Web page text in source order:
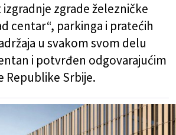
zgrade železničke
centar“, parkinga i pratećih
u svakom svom delu
i potvrđen odgovarajućim
Republike Srbije.